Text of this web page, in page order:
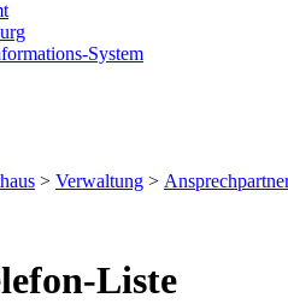
System
> Verwaltung >
Liste